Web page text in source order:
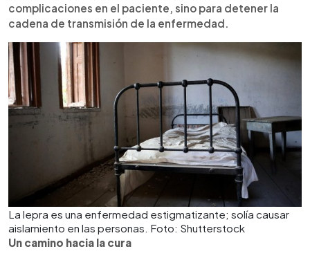
complicaciones en el paciente, sino para detener la
cadena de transmisión de la enfermedad.
La lepra es una enfermedad estigmatizante; solía causar
aislamiento en las personas. Foto: Shutterstock
Un camino hacia la cura